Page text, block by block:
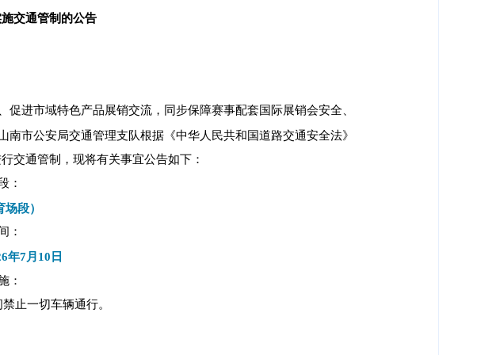
交通管制的公告
促进市域特色产品展销交流，同步保障赛事配套国际展销会安全、
市公安局交通管理支队根据《中华人民共和国道路交通安全法》
交通管制，现将有关事宜公告如下：
：
段）
：
年7月10日
：
止一切车辆通行。